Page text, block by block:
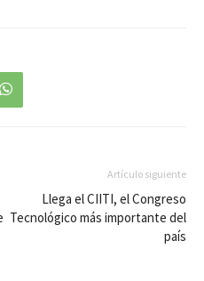
Artículo siguiente
Llega el CIITI, el Congreso
Tecnológico más importante del
país